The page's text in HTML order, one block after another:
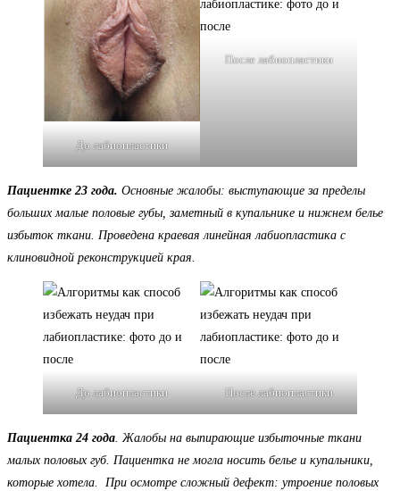
До лабиопластики
После лабиопластики
Пациентке 23 года. Основные жалобы: выступающие за пределы
больших малые половые губы, заметный в купальнике и нижнем белье
избыток ткани. Проведена краевая линейная лабиопластика с
клиновидной реконструкцией края.
До лабиопластики После лабиопластики
Пациентка 24 года. Жалобы на выпирающие избыточные ткани
малых половых губ. Пациентка не могла носить белье и купальники,
которые хотела. При осмотре сложный дефект: утроение половых